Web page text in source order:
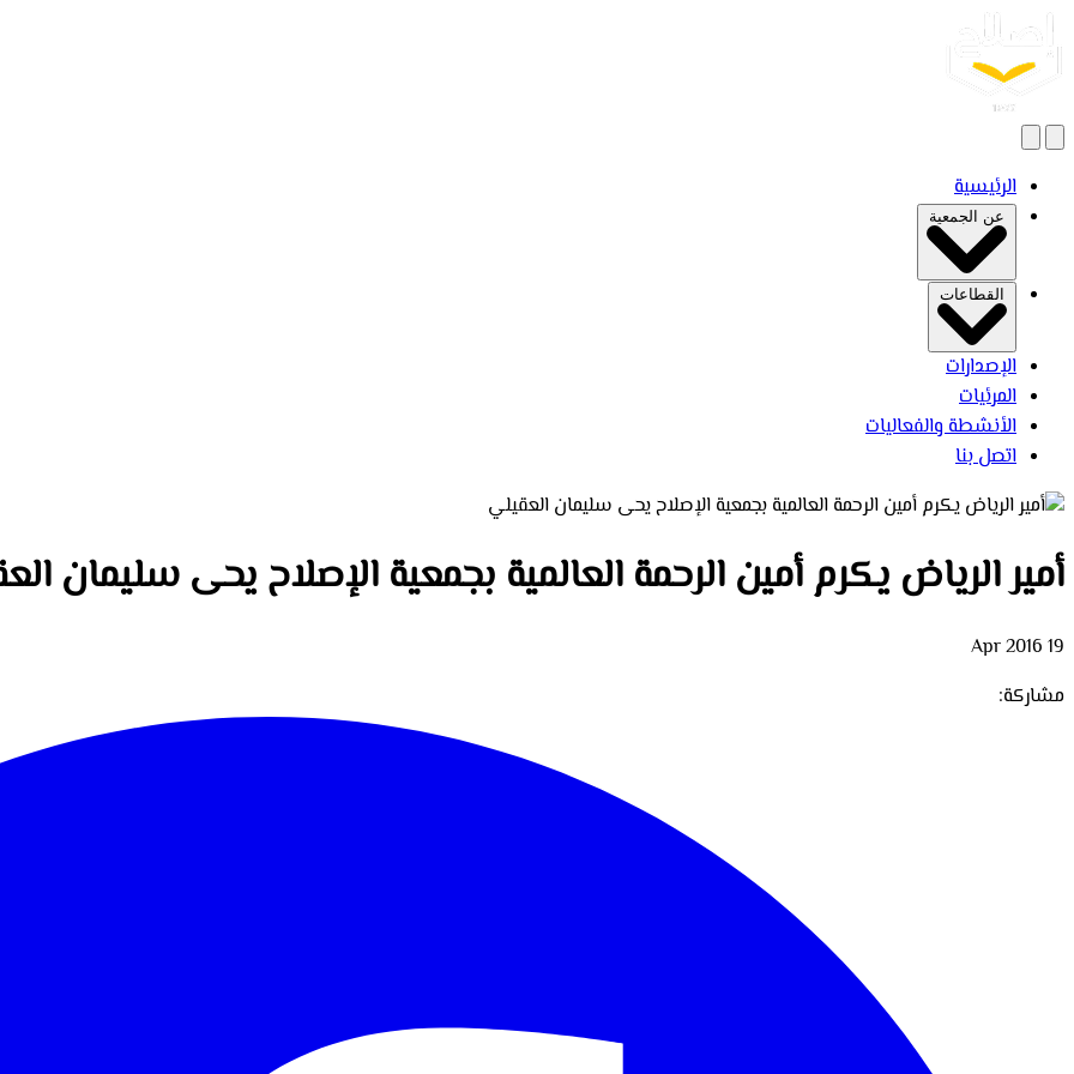
الرئيسية
عن الجمعية
القطاعات
الإصدارات
المرئيات
الأنشطة والفعاليات
اتصل بنا
أمير الرياض يكرم أمين الرحمة العالمية بجمعية الإصلاح يحى سليمان
19 Apr 2016
مشاركة: